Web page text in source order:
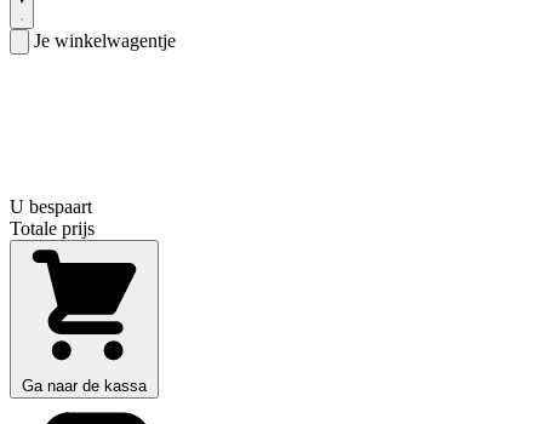
Je winkelwagentje
U bespaart
Totale prijs
Ga naar de kassa